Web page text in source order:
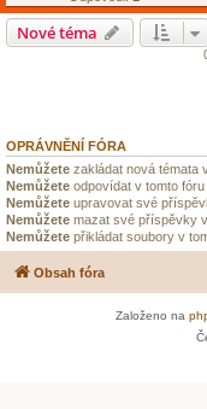
Nové téma
OPRÁVNĚNÍ FÓRA
Nemůžete zakládat nová témata
Nemůžete odpovídat v tomto fóru
Nemůžete upravovat své
Nemůžete mazat své příspěvky
Nemůžete přikládat soubory v
Obsah fóra
Založeno na